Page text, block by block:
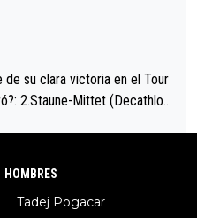
de su clara victoria en el Tour
2.Staune-Mittet (Decathlon,
Belle (Visma), 10. Vacek (Li
HOMBRES
Tadej Pogacar